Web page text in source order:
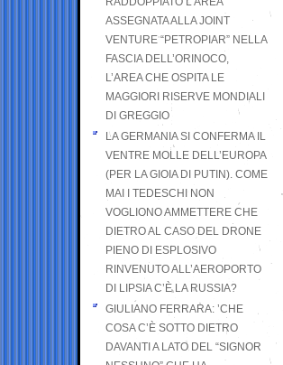
ASSEGNATA ALLA JOINT
VENTURE “PETROPIAR” NELLA
FASCIA DELL’ORINOCO,
L’AREA CHE OSPITA LE
MAGGIORI RISERVE MONDIALI
DI GREGGIO
LA GERMANIA SI CONFERMA IL
VENTRE MOLLE DELL’EUROPA
(PER LA GIOIA DI PUTIN). COME
MAI I TEDESCHI NON
VOGLIONO AMMETTERE CHE
DIETRO AL CASO DEL DRONE
PIENO DI ESPLOSIVO
RINVENUTO ALL’AEROPORTO
DI LIPSIA C’È LA RUSSIA?
GIULIANO FERRARA: ’CHE
COSA C’È SOTTO DIETRO
DAVANTI A LATO DEL “SIGNOR